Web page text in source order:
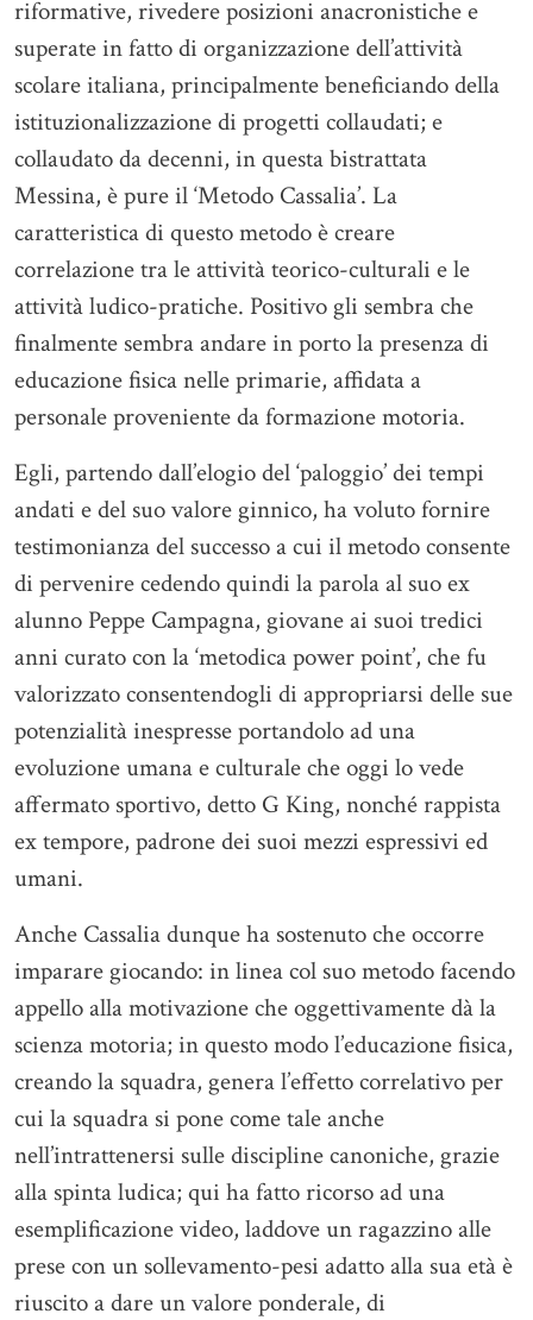
riformative, rivedere posizioni anacronistiche e
superate in fatto di organizzazione dell’attività
scolare italiana, principalmente beneficiando della
istituzionalizzazione di progetti collaudati; e
collaudato da decenni, in questa bistrattata
Messina, è pure il ‘Metodo Cassalia’. La
caratteristica di questo metodo è creare
correlazione tra le attività teorico-culturali e le
attività ludico-pratiche. Positivo gli sembra che
finalmente sembra andare in porto la presenza di
educazione fisica nelle primarie, affidata a
personale proveniente da formazione motoria.
Egli, partendo dall’elogio del ‘paloggio’ dei tempi
andati e del suo valore ginnico, ha voluto fornire
testimonianza del successo a cui il metodo consente
di pervenire cedendo quindi la parola al suo ex
alunno Peppe Campagna, giovane ai suoi tredici
anni curato con la ‘metodica power point’, che fu
valorizzato consentendogli di appropriarsi delle sue
potenzialità inespresse portandolo ad una
evoluzione umana e culturale che oggi lo vede
affermato sportivo, detto G King, nonché rappista
ex tempore, padrone dei suoi mezzi espressivi ed
umani.
Anche Cassalia dunque ha sostenuto che occorre
imparare giocando: in linea col suo metodo facendo
appello alla motivazione che oggettivamente dà la
scienza motoria; in questo modo l’educazione fisica,
creando la squadra, genera l’effetto correlativo per
cui la squadra si pone come tale anche
nell’intrattenersi sulle discipline canoniche, grazie
alla spinta ludica; qui ha fatto ricorso ad una
esemplificazione video, laddove un ragazzino alle
prese con un sollevamento-pesi adatto alla sua età è
riuscito a dare un valore ponderale, di